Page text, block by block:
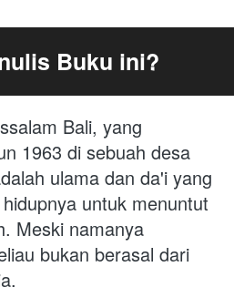
Buku ini?
Bali, yang
1963 di sebuah desa
ulama dan da'i yang
untuk menuntut
Meski namanya
bukan berasal dari